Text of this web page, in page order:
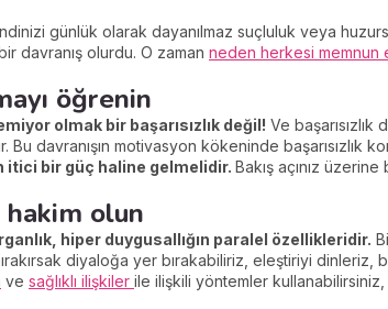
günlük olarak dayanılmaz suçluluk veya
davranış olurdu. O zaman neden herkesi memnun
öğrenin
olmak bir başarısızlık değil! Ve başarısızlık
Bu davranışın motivasyon kökeninde başarısızlık
itici bir güç haline gelmelidir. Bakış açınız
olun
hiper duygusallığın paralel özellikleridir.
diyaloğa yer bırakabiliriz, eleştiriyi
ve sağlıklı ilişkiler ile ilişkili yöntemler